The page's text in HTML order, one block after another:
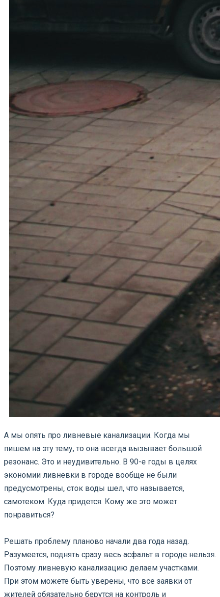
А мы опять про ливневые канализации. Когда мы
пишем на эту тему, то она всегда вызывает большой
резонанс. Это и неудивительно. В 90-е годы в целях
экономии ливневки в городе вообще не были
предусмотрены, сток воды шел, что называется,
самотеком. Куда придется. Кому же это может
понравиться?
Решать проблему планово начали два года назад.
Разумеется, поднять сразу весь асфальт в городе нельзя.
Поэтому ливневую канализацию делаем участками.
При этом можете быть уверены, что все заявки от
жителей обязательно берутся на контроль и